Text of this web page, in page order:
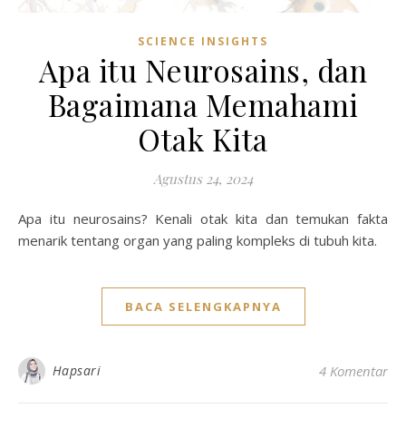
SCIENCE INSIGHTS
Apa itu Neurosains, dan
Bagaimana Memahami
Otak Kita
Agustus 24, 2024
Apa itu neurosains? Kenali otak kita dan temukan fakta
menarik tentang organ yang paling kompleks di tubuh kita.
BACA SELENGKAPNYA
Hapsari 4 Komentar